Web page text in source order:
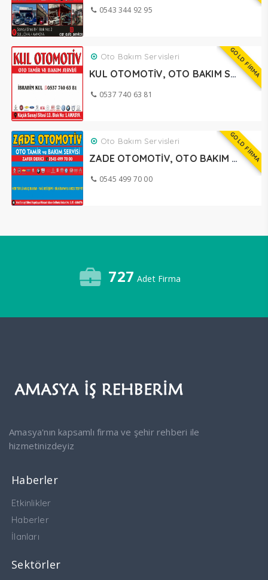
0543 344 92 95
GOLD FİRMA
Oto Bakım Servisleri
KUL OTOMOTİV, OTO BAKIM SERVİSİ AMASYA
0537 740 63 81
GOLD FİRMA
Oto Bakım Servisleri
ZADE OTOMOTİV, OTO BAKIM SERVİSİ AMASYA
0545 499 70 00
727 Adet Firma
Amasya'nın kapsamlı firma ve şehir rehberi ile
hizmetinizdeyiz
Haberler
Etkinlikler
Haberler
İlanları
Sektörler